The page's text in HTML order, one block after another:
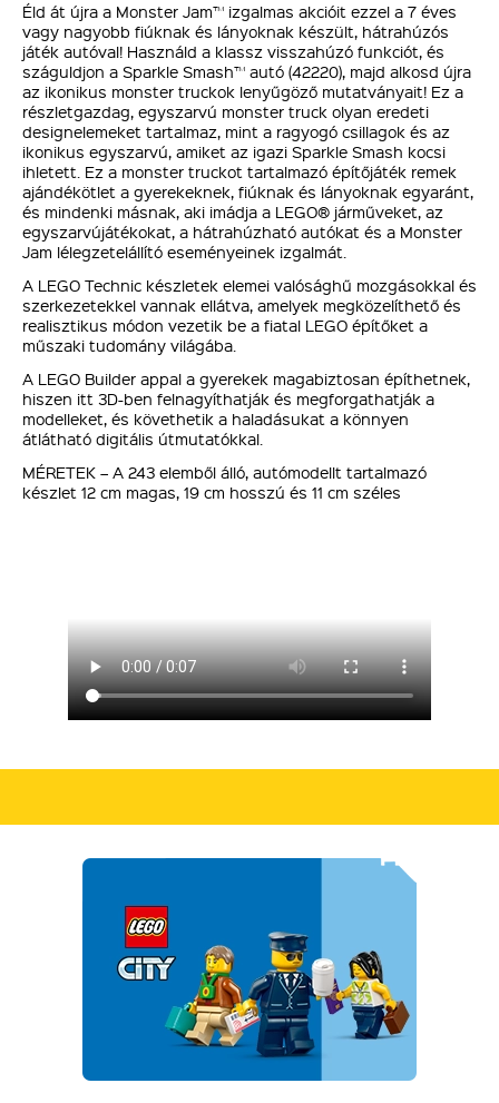
Éld át újra a Monster Jam™ izgalmas akcióit ezzel a 7 éves
vagy nagyobb fiúknak és lányoknak készült, hátrahúzós
játék autóval! Használd a klassz visszahúzó funkciót, és
száguldjon a Sparkle Smash™ autó (42220), majd alkosd újra
az ikonikus monster truckok lenyűgöző mutatványait! Ez a
részletgazdag, egyszarvú monster truck olyan eredeti
designelemeket tartalmaz, mint a ragyogó csillagok és az
ikonikus egyszarvú, amiket az igazi Sparkle Smash kocsi
ihletett. Ez a monster truckot tartalmazó építőjáték remek
ajándékötlet a gyerekeknek, fiúknak és lányoknak egyaránt,
és mindenki másnak, aki imádja a LEGO® járműveket, az
egyszarvújátékokat, a hátrahúzható autókat és a Monster
Jam lélegzetelállító eseményeinek izgalmát.
A LEGO Technic készletek elemei valósághű mozgásokkal és
szerkezetekkel vannak ellátva, amelyek megközelíthető és
realisztikus módon vezetik be a fiatal LEGO építőket a
műszaki tudomány világába.
A LEGO Builder appal a gyerekek magabiztosan építhetnek,
hiszen itt 3D-ben felnagyíthatják és megforgathatják a
modelleket, és követhetik a haladásukat a könnyen
átlátható digitális útmutatókkal.
MÉRETEK – A 243 elemből álló, autómodellt tartalmazó
készlet 12 cm magas, 19 cm hosszú és 11 cm széles